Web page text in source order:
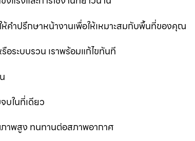
คำปรึกษาหน้างานเพื่อให้เหมาะสมกับพื้นที่ของคุณ
อระบบรวน เราพร้อมแก้ไขทันที
บในที่เดียว
าพสูง ทนทานต่อสภาพอากาศ